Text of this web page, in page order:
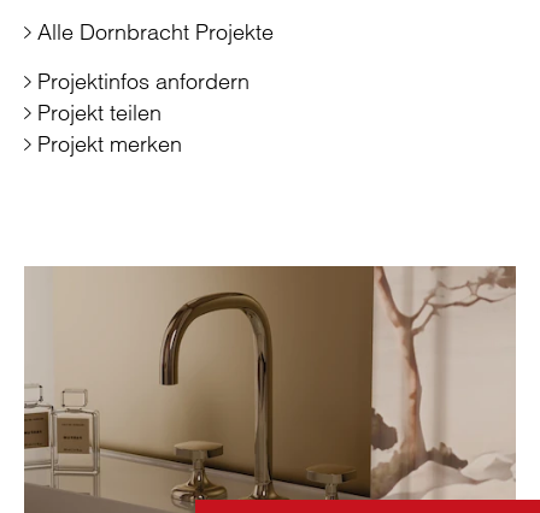
Alle Dornbracht Projekte
Projektinfos anfordern
Projekt teilen
Projekt merken